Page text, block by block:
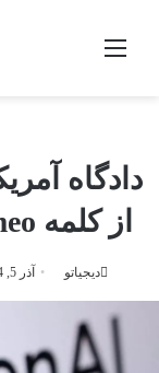
منو
از کلمه cameo در Sora استفاده کند
دیجیاتو آذر 5, 1404